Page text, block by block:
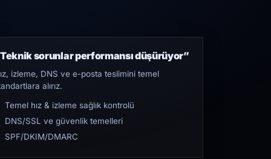
sorunlar performansı düşürüyor”
izleme, DNS ve e-posta teslimini temel
alırız.
Temel hız & izleme sağlık kontrolü
DNS/SSL ve güvenlik temelleri
SPF/DKIM/DMARC